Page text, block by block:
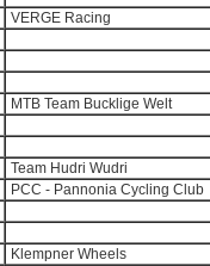
VERGE Racing
MTB Team Bucklige Welt
Team Hudri Wudri
PCC - Pannonia Cycling Club
Klempner Wheels